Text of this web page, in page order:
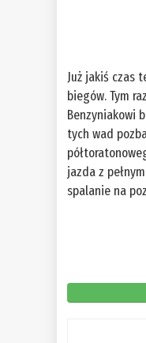
Już jakiś czas
biegów. Tym
Benzyniakowi
tych wad
jazda z
spalanie na